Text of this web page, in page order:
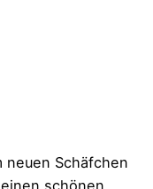
neuen Schäfchen